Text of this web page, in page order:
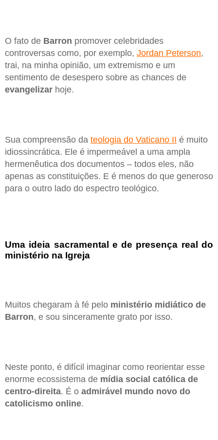
O fato de Barron promover celebridades
controversas como, por exemplo, Jordan Peterson,
trai, na minha opinião, um extremismo e um
sentimento de desespero sobre as chances de
evangelizar hoje.
Sua compreensão da teologia do Vaticano II é muito
idiossincrática. Ele é impermeável a uma ampla
hermenêutica dos documentos – todos eles, não
apenas as constituições. E é menos do que generoso
para o outro lado do espectro teológico.
Uma ideia sacramental e de presença real do
ministério na Igreja
Muitos chegaram à fé pelo ministério midiático de
Barron, e sou sinceramente grato por isso.
Neste ponto, é difícil imaginar como reorientar esse
enorme ecossistema de mídia social católica de
centro-direita. É o admirável mundo novo do
catolicismo online.